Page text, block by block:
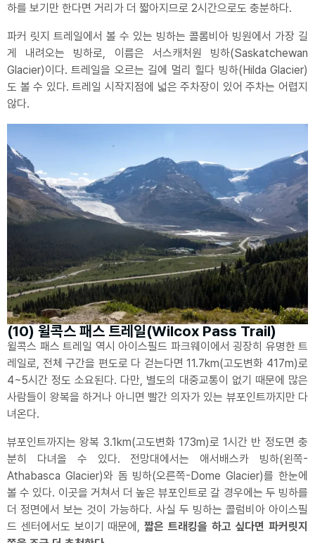
하를 보기만 한다면 거리가 더 짧아지므로 2시간으로도 충분하다.
파커 릿지 트레일에서 볼 수 있는 빙하는 콜롬비아 빙원에서 가장 길
게 내려오는 빙하로, 이름은 서스캐처원 빙하(Saskatchewan
Glacier)이다. 트레일을 오르는 길에 멀리 힐다 빙하(Hilda Glacier)
도 볼 수 있다. 트레일 시작지점에 넓은 주차장이 있어 주차는 어렵지
않다.
(10) 윌콕스 패스 트레일(Wilcox Pass Trail)
윌콕스 패스 트레일 역시 아이스필드 파크웨이에서 굉장히 유명한 트
레일로, 전체 구간을 편도로 다 걷는다면 11.7km(고도변화 417m)로
4~5시간 정도 소요된다. 다만, 별도의 대중교통이 없기 때문에 많은
사람들이 왕복을 하거나 아니면 빨간 의자가 있는 뷰포인트까지만 다
녀온다.
뷰포인트까지는 왕복 3.1km(고도변화 173m)로 1시간 반 정도면 충
분히 다녀올 수 있다. 전망대에서는 애서배스카 빙하(왼쪽-
Athabasca Glacier)와 돔 빙하(오른쪽-Dome Glacier)를 한눈에
볼 수 있다. 이곳을 거쳐서 더 높은 뷰포인트로 갈 경우에는 두 빙하를
더 정면에서 보는 것이 가능하다. 사실 두 빙하는 콜럼비아 아이스필
드 센터에서도 보이기 때문에, 짧은 트래킹을 하고 싶다면 파커릿지